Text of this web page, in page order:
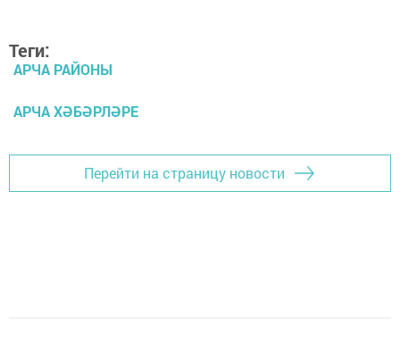
Теги:
АРЧА РАЙОНЫ
АРЧА ХӘБӘРЛӘРЕ
Перейти на страницу новости